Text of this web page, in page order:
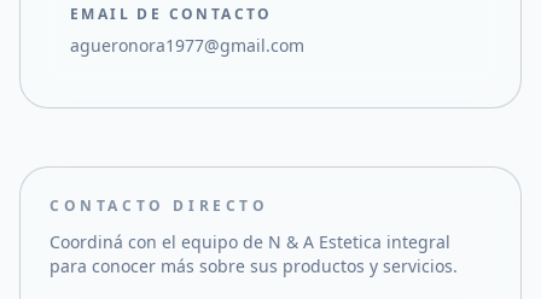
EMAIL DE CONTACTO
agueronora1977@gmail.com
CONTACTO DIRECTO
Coordiná con el equipo de N & A Estetica integral
para conocer más sobre sus productos y servicios.